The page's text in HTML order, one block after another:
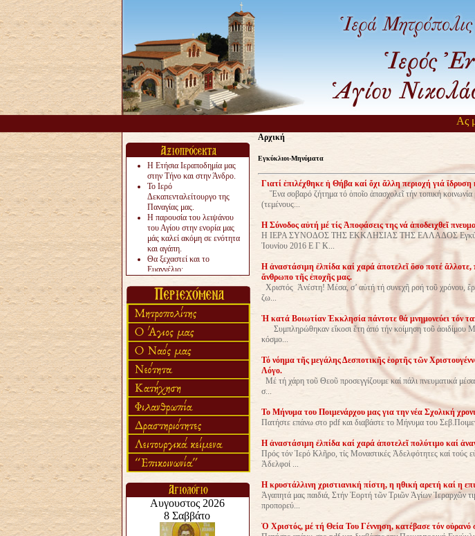
Ας μην
Η Ετήσια Ιεραποδημία μας
στην Τήνο και στην Άνδρο.
Το Ιερό
Δεκαπενταλείτουργο της
Παναγίας μας.
Η παρουσία του λειψάνου
του Αγίου στην ενορία μας
μάς καλεί ακόμη σε ενότητα
και αγάπη.
Θα ξεχαστεί και το
Ευαγγέλιο;
«πολύ αργά».
Ζητείται....
Αρχική
Εγκύκλιοι-Μηνύματα
Γιατί ἐπιλέχθηκε ἡ Θήβα καί ὄχι ἄλλη περιοχή γιά ἵδρυση
Ἕνα σοβαρό ζήτημα τό ὁποῖο ἀπασχολεῖ τήν τοπική κοινωνία
(τεμένους...
Η Σύνοδος αὐτή μέ τίς Ἀποφάσεις της νά ἀποδειχθεῖ
Η ΙΕΡΑ ΣΥΝΟΔΟΣ ΤΗΣ ΕΚΚΛΗΣΙΑΣ ΤΗΣ ΕΛΛΑΔΟΣ
Ἰουνίου 2016 Ε Γ Κ...
Η ἀναστάσιμη ἐλπίδα καί χαρά ἀποτελεῖ ὅσο ποτέ ἄλλοτε,
ἄνθρωπο τῆς ἐποχῆς μας.
Χριστός Ἀνέστη! Μέσα, σ’ αὐτή τή συνεχῆ ροή τοῦ χρόνου,
ζω...
Ἡ κατά Βοιωτίαν Ἐκκλησία πάντοτε θά μνημονεύει τόν
Συμπληρώθηκαν εἴκοσι ἔτη ἀπό τήν κοίμηση τοῦ ἀοιδίμου
κόσμο...
Τό νόημα τῆς μεγάλης Δεσποτικῆς ἑορτῆς τῶν
Λόγο.
Μέ τή χάρη τοῦ Θεοῦ προσεγγίζουμε καί πάλι πνευματικά
σ...
Το Μήνυμα του Ποιμενάρχου μας για την νέα Σχολική
Πατήστε επάνω στο pdf και διαβάστε το Μήνυμα του
Η ἀναστάσιμη ἐλπίδα καί χαρά ἀποτελεῖ πολύτιμο καί
Πρός τόν Ἱερό Κλῆρο, τίς Μοναστικές Ἀδελφότητες καί τούς
Ἀδελφοί ...
Η κρυστάλλινη χριστιανική πίστη, η ηθική αρετή καί η
Ἀγαπητά μας παιδιά, Στήν Ἑορτή τῶν Τριῶν Ἁγίων Ἱεραρχῶν
προπορεύ...
Ὁ Χριστός, μέ τή Θεία Του Γέννηση, κατέβασε τόν οὐρανό